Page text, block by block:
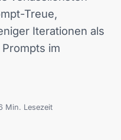
Treue,
Iterationen als
im
Min. Lesezeit